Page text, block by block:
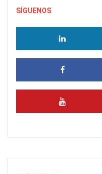
SÍGUENOS